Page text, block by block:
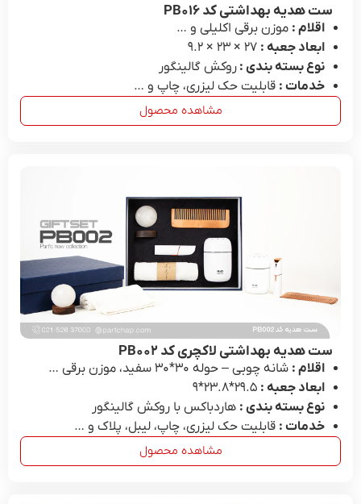
ست هدیه بهداشتی کد PB۰۱۶
اقلام : موزن برقی اکلیلی و …
ابعاد جعبه :
نوع بسته بندی : روکش گالینگور
خدمات : قابلیت حک لیزری، چاپ و …
مشاهده محصول
ست هدیه بهداشتی لاکچری کد PB۰۰۲
اقلام : شانه چوبی – حوله ۳۰*۳۰ سفید، موزن برقی …
ابعاد جعبه :
نوع بسته بندی : هاردباکس با روکش گالینگور
خدمات : قابلیت حک لیزری، چاپ، لیبل، پلاک و …
مشاهده محصول